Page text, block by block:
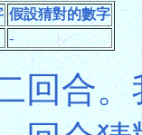
假設猜對的數字
-
回合